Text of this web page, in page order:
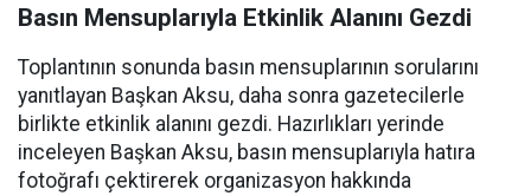
Basın Mensuplarıyla Etkinlik Alanını Gezdi
Toplantının sonunda basın mensuplarının sorularını
yanıtlayan Başkan Aksu, daha sonra gazetecilerle
birlikte etkinlik alanını gezdi. Hazırlıkları yerinde
inceleyen Başkan Aksu, basın mensuplarıyla hatıra
fotoğrafı çektirerek organizasyon hakkında